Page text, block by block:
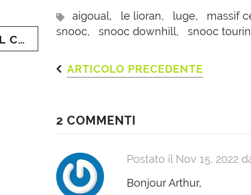
CARRELLO
€649,00
AGGIUNGI AL CARRELLO
aigoual, le lioran, luge, massif
snooc, snooc downhill, snooc
ARTICOLO PRECEDENTE
2 COMMENTI
Postato il Nov 15, 2022
Bonjour Arthur,